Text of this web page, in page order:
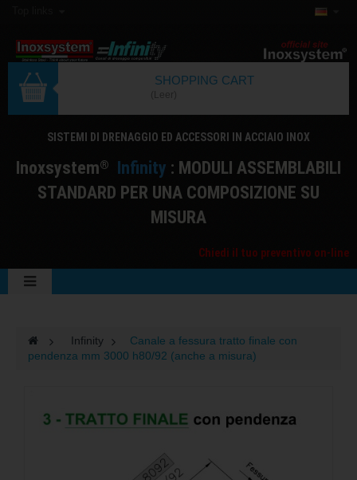
SHOPPING CART
SISTEMI DI DRENAGGIO ED ACCESSORI IN ACCIAIO INOX
Inoxsystem® Infinity : MODULI ASSEMBLABILI
STANDARD PER UNA COMPOSIZIONE SU
MISURA
Chiedi il tuo preventivo on-line
> Infinity >
Canale a fessura tratto finale con
pendenza mm 3000 h80/92 (anche a misura)